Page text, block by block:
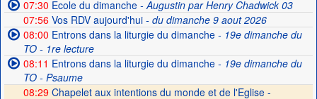
07:30 Ecole du dimanche- Augustin par Henry Chadwick 03
07:56Vos RDV aujourd'hui- du dimanche 9 aout 2026
08:00 Entrons dans la liturgie du dimanche- 19e dimanche du
TO - 1re lecture
08:11 Entrons dans la liturgie du dimanche- 19e dimanche du
TO - Psaume
08:29 Chapelet aux intentions du monde et de l'Eglise -